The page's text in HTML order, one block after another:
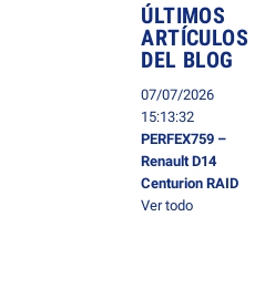
ÚLTIMOS
ARTÍCULOS
DEL BLOG
07/07/2026
15:13:32
PERFEX759 –
Renault D14
Centurion RAID
Ver todo